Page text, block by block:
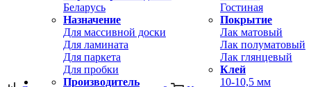
Беларусь
Гостиная
Назначение
Для массивной доски
Для ламината
Для паркета
Для пробки
Покрытие
Лак матовый
Лак полуматовый
Лак глянцевый
Клей
Производитель
10-10,5 мм